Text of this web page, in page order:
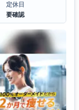
定休日
要確認